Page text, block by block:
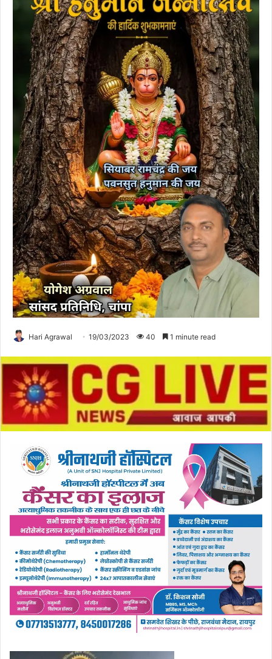
Hari Agrawal 19/03/2023 40 1 minute read